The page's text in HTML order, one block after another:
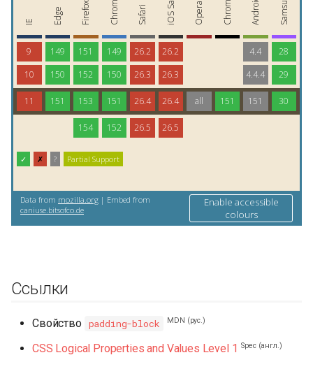
Ссылки
Свойство padding-block MDN (рус.)
CSS Logical Properties and Values Level 1 Spec (англ.)